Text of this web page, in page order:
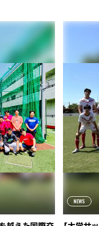
NEWS